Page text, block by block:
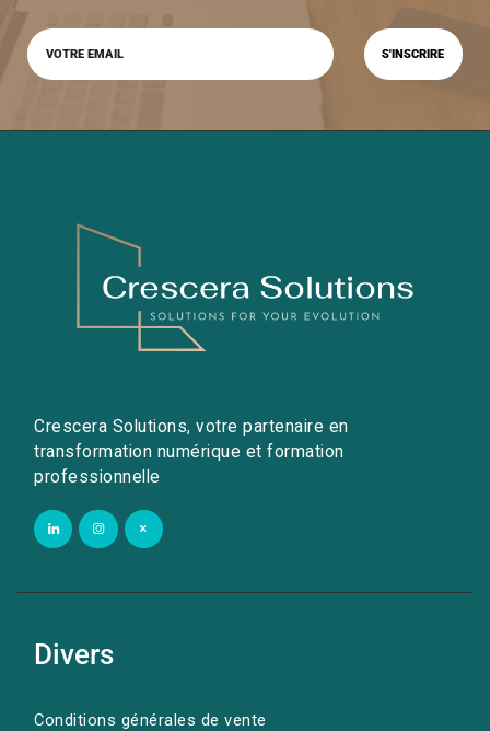
Crescera Solutions, votre partenaire en
transformation numérique et formation
professionnelle
Divers
Conditions générales de vente